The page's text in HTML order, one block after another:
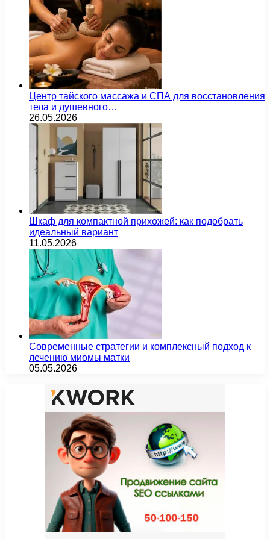
Центр тайского массажа и СПА для восстановления
тела и душевного…
26.05.2026
Шкаф для компактной прихожей: как подобрать
идеальный вариант
11.05.2026
Современные стратегии и комплексный подход к
лечению миомы матки
05.05.2026